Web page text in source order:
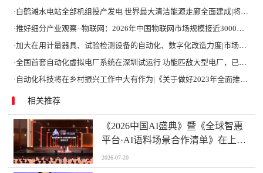
·白鹤滩水电站全部机组投产发电 世界最大清洁能源走廊全面建成|将为建设新型能源体系、保障国家能源安全、实现“双碳”目标提供有力支撑
·推好细分产业观察--物联网：2026年中国物联网市场规模接近3000亿美元 智慧工厂、智慧城市、智慧电网等将占60%以上
·加大在用计量器具、试验检测设备的自动化、数字化改造力度|市场监管总局 工业和信息化部 关于促进企业计量能力提升的指导意见
·全国首套自动化虚拟电厂系统在深圳试运行 功能匹敌大型电厂，已入选国际典型案例
· 自动化科技将在乡村振兴工作中大有作为|《关于做好2023年全面推进乡村振兴重点工作的意见》发布
相关推荐
《2026中国AI盛典》暨《全球智惠
平台·AI语料场景合作清单》在上海
启动
2026-07-20